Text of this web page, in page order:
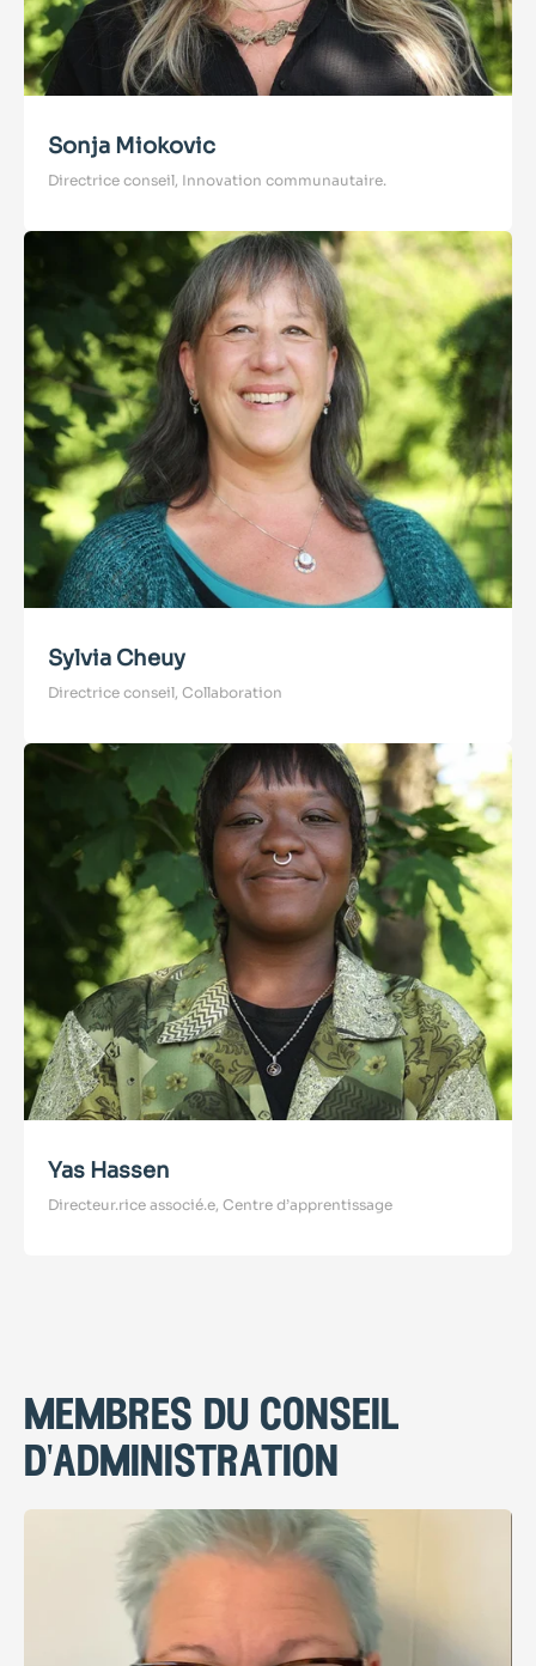
Sonja Miokovic
Directrice conseil, Innovation communautaire.
Sylvia Cheuy
Directrice conseil, Collaboration
Yas Hassen
Directeur.rice associé.e, Centre d’apprentissage
membres du conseil
d'administration